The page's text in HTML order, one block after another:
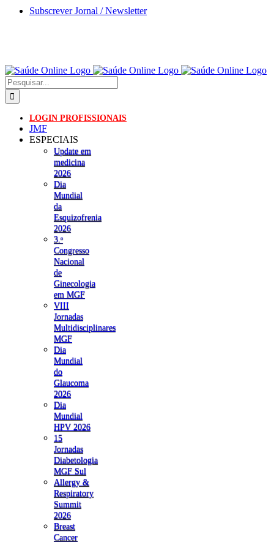
Skip
Subscrever Jornal / Newsletter
Pesquisar
LOGIN PROFISSIONAIS
JMF
ESPECIAIS
Update em
medicina
2026
Dia
Mundial
da
Esquizofrenia
2026
3.ᵒ
Congresso
Nacional
de
Ginecologia
em MGF
VIII
Jornadas
Multidisciplinares
MGF
Dia
Mundial
do
Glaucoma
2026
Dia
Mundial
HPV 2026
15
Jornadas
Diabetologia
MGF Sul
Allergy &
Respiratory
Summit
2026
Breast
Cancer